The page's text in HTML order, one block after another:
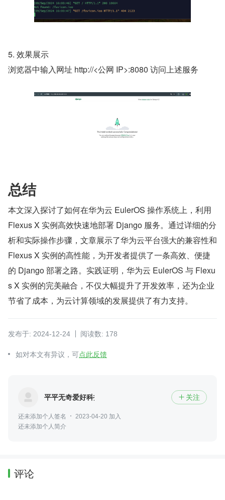
5. 效果展示
浏览器中输入网址 http://<公网 IP>:8080 访问上述服务
总结
本文深入探讨了如何在华为云 EulerOS 操作系统上，利用
Flexus X 实例高效快速地部署 Django 服务。通过详细的分
析和实际操作步骤，文章展示了华为云平台强大的兼容性和
Flexus X 实例的高性能，为开发者提供了一条高效、便捷
的 Django 部署之路。实践证明，华为云 EulerOS 与 Flexu
s X 实例的完美融合，不仅大幅提升了开发效率，还为企业
节省了成本，为云计算领域的发展提供了有力支持。
发布于: 2024-12-24 阅读数: 178
如对本文有异议，可点此反馈
平平无奇爱好科技  关注
还未添加个人签名
2023-04-20 加入
还未添加个人简介
评论